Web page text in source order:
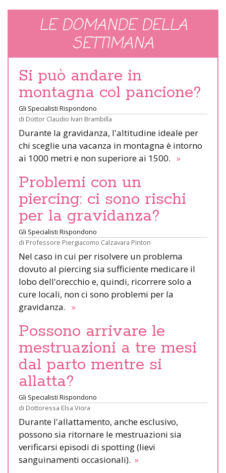
LE DOMANDE DELLA
SETTIMANA
Si può andare in
montagna col pancione?
Gli Specialisti Rispondono
di Dottor Claudio Ivan Brambilla
Durante la gravidanza, l'altitudine ideale per
chi sceglie una vacanza in montagna è intorno
ai 1000 metri e non superiore ai 1500. »
Problemi con un
piercing: ci sono rischi
per la gravidanza?
Gli Specialisti Rispondono
di Professore Piergiacomo Calzavara Pinton
Nel caso in cui per risolvere un problema
dovuto al piercing sia sufficiente medicare il
lobo dell'orecchio e, quindi, ricorrere solo a
cure locali, non ci sono problemi per la
gravidanza. »
Possono arrivare le
mestruazioni a tre mesi
dal parto mentre si
allatta?
Gli Specialisti Rispondono
di Dottoressa Elsa Viora
Durante l'allattamento, anche esclusivo,
possono sia ritornare le mestruazioni sia
verificarsi episodi di spotting (lievi
sanguinamenti occasionali). »